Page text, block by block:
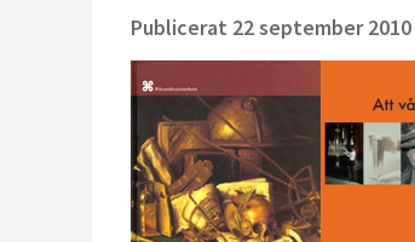
Publicerat 22 september 2010